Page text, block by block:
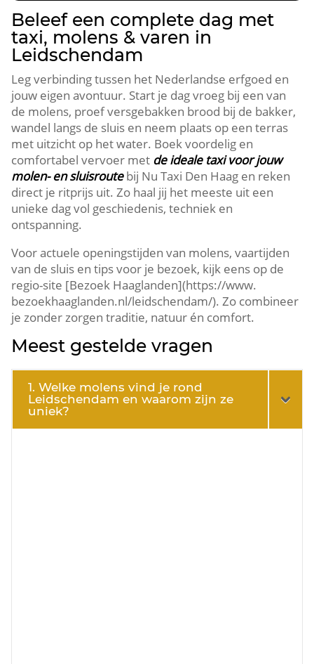
Beleef een complete dag met
taxi, molens & varen in
Leidschendam
Leg verbinding tussen het Nederlandse erfgoed en
jouw eigen avontuur.​ Start je dag vroeg bij een van
de molens, proef versgebakken brood bij de bakker,
wandel langs de sluis en neem plaats op een terras
met uitzicht op het water.​ Boek voordelig en
comfortabel vervoer met de ideale taxi voor jouw
molen- en sluisroutebij Nu Taxi Den Haag en reken
direct je ritprijs uit.​ Zo haal jij het meeste uit een
unieke dag vol geschiedenis, techniek en
ontspanning.​
Voor actuele openingstijden van molens, vaartijden
van de sluis en tips voor je bezoek, kijk eens op de
regio-site [Bezoek Haaglanden](https://www.​
bezoekhaaglanden.​nl/leidschendam/).​ Zo combineer
je zonder zorgen traditie, natuur én comfort.​
Meest gestelde vragen
1. Welke molens vind je rond
Leidschendam en waarom zijn ze
uniek?